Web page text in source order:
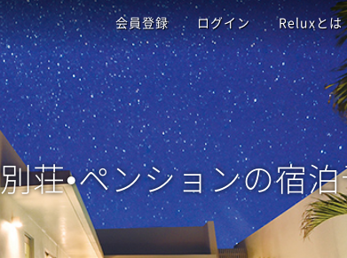
会員登録 ログイン Reluxとは
荘•ペンションの宿